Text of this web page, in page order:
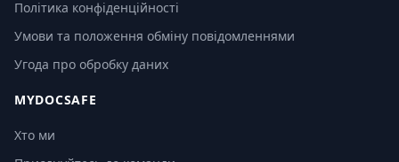
Політика конфіденційності
Умови та положення обміну повідомленнями
Угода про обробку даних
MYDOCSAFE
Хто ми